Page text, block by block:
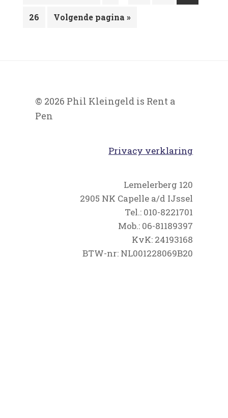
zijn
Pagina
26
Ga
Volgende pagina »
© 2026 Phil Kleingeld is Rent a
Pen
Privacy verklaring
Lemelerberg 120
2905 NK Capelle a/d IJssel
Tel.: 010-8221701
Mob.: 06-81189397
KvK: 24193168
BTW-nr: NL001228069B20